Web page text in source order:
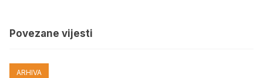
Povezane vijesti
ARHIVA